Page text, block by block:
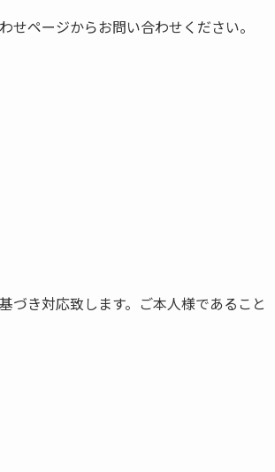
ページからお問い合わせください。
づき対応致します。ご本人様であること